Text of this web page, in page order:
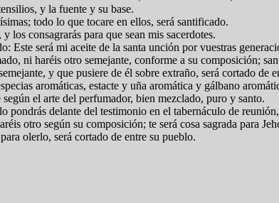
y la fuente y su base.
todo lo que tocare en ellos, será santificado.
los consagrarás para que sean mis sacerdotes.
Este será mi aceite de la santa unción por vuestras
ni haréis otro semejante, conforme a su composición;
y que pusiere de él sobre extraño, será cortado de
aromáticas, estacte y uña aromática y gálbano
el arte del perfumador, bien mezclado, puro y santo.
delante del testimonio en el tabernáculo de
otro según su composición; te será cosa sagrada para
olerlo, será cortado de entre su pueblo.